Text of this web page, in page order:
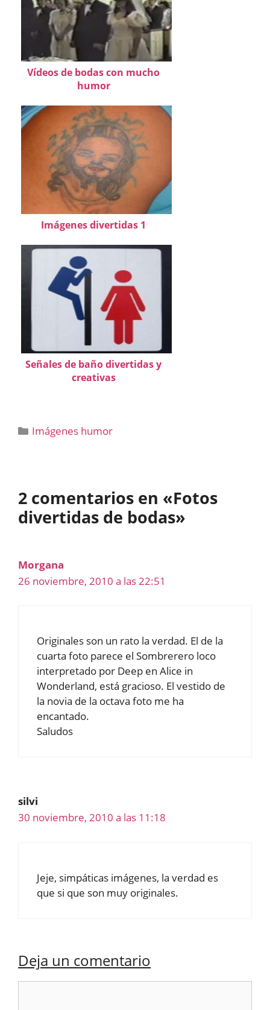
Vídeos de bodas con mucho
humor
Imágenes divertidas 1
Señales de baño divertidas y
creativas
Categorías
Imágenes humor
2 comentarios en «Fotos
divertidas de bodas»
Morgana
26 noviembre, 2010 a las 22:51
Originales son un rato la verdad. El de la
cuarta foto parece el Sombrerero loco
interpretado por Deep en Alice in
Wonderland, está gracioso. El vestido de
la novia de la octava foto me ha
encantado.
Saludos
silvi
30 noviembre, 2010 a las 11:18
Jeje, simpáticas imágenes, la verdad es
que si que son muy originales.
Deja un comentario